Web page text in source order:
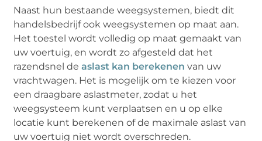
Naast hun bestaande weegsystemen, biedt dit
handelsbedrijf ook weegsystemen op maat aan.
Het toestel wordt volledig op maat gemaakt van
uw voertuig, en wordt zo afgesteld dat het
razendsnel deaslast kan berekenen van uw
vrachtwagen. Het is mogelijk om te kiezen voor
een draagbare aslastmeter, zodat u het
weegsysteem kunt verplaatsen en u op elke
locatie kunt berekenen of de maximale aslast van
uw voertuig niet wordt overschreden.